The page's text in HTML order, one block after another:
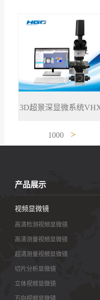
3D超景深显微系统
1000 >
产品展示
视频显微镜
高清检测视频显微镜
高清测量视频显微镜
超清测量视频显微镜
切片分析显微镜
立体视频显微镜
万向视频显微镜